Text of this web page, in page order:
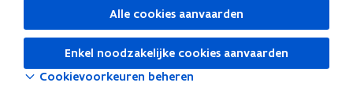
0
M
0
M
Alle cookies aanvaarden
Enkel noodzakelijke cookies aanvaarden
Cookievoorkeuren beheren